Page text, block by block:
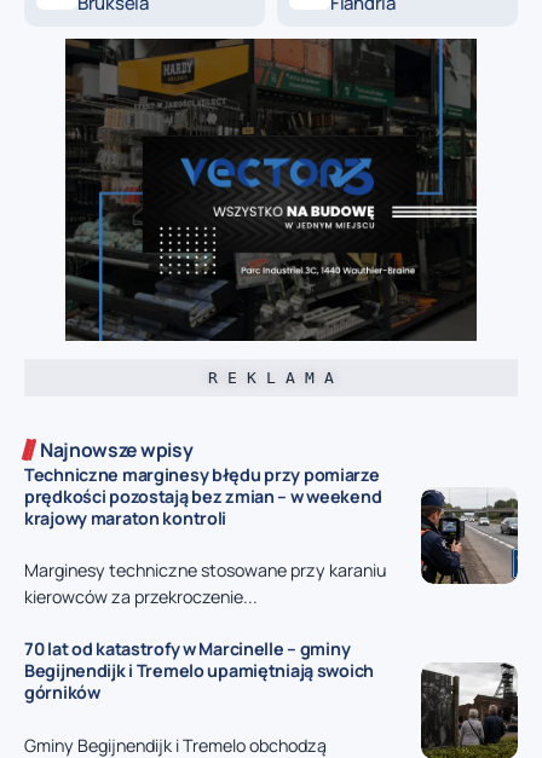
R E K L A M A
Najnowsze wpisy
Techniczne marginesy błędu przy pomiarze
prędkości pozostają bez zmian – w weekend
krajowy maraton kontroli
Marginesy techniczne stosowane przy karaniu
kierowców za przekroczenie...
70 lat od katastrofy w Marcinelle – gminy
Begijnendijk i Tremelo upamiętniają swoich
górników
Gminy Begijnendijk i Tremelo obchodzą